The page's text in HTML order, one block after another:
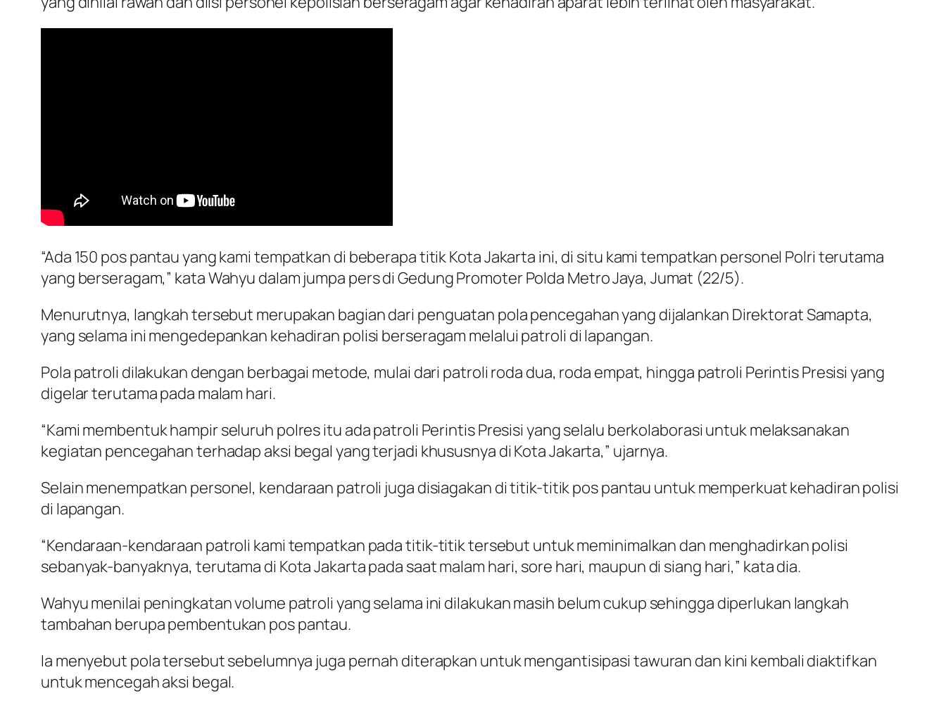
“Ada 150 pos pantau yang kami tempatkan di beberapa titik Kota Jakarta ini, di situ kami tempatkan personel Polri terutama
yang berseragam,” kata Wahyu dalam jumpa pers di Gedung Promoter Polda Metro Jaya, Jumat (22/5).
Menurutnya, langkah tersebut merupakan bagian dari penguatan pola pencegahan yang dijalankan Direktorat Samapta,
yang selama ini mengedepankan kehadiran polisi berseragam melalui patroli di lapangan.
Pola patroli dilakukan dengan berbagai metode, mulai dari patroli roda dua, roda empat, hingga patroli Perintis Presisi yang
digelar terutama pada malam hari.
“Kami membentuk hampir seluruh polres itu ada patroli Perintis Presisi yang selalu berkolaborasi untuk melaksanakan
kegiatan pencegahan terhadap aksi begal yang terjadi khususnya di Kota Jakarta,” ujarnya.
Selain menempatkan personel, kendaraan patroli juga disiagakan di titik-titik pos pantau untuk memperkuat kehadiran polisi
di lapangan.
“Kendaraan-kendaraan patroli kami tempatkan pada titik-titik tersebut untuk meminimalkan dan menghadirkan polisi
sebanyak-banyaknya, terutama di Kota Jakarta pada saat malam hari, sore hari, maupun di siang hari,” kata dia.
Wahyu menilai peningkatan volume patroli yang selama ini dilakukan masih belum cukup sehingga diperlukan langkah
tambahan berupa pembentukan pos pantau.
Ia menyebut pola tersebut sebelumnya juga pernah diterapkan untuk mengantisipasi tawuran dan kini kembali diaktifkan
untuk mencegah aksi begal.